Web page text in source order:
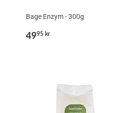
Bage Enzym - 300g
Normalpris
4995 kr49,95